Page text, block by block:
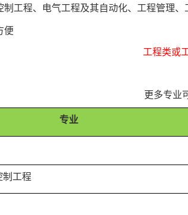
工程、电气工程及其自动化、工程管理
便
工程类或
更多专业
专业
制工程